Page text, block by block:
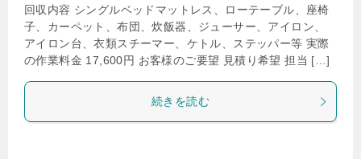
回収内容 シングルベッドマットレス、ローテーブル、座椅
子、カーペット、布団、炊飯器、ジューサー、アイロン、
アイロン台、衣類スチーマー、ケトル、ステッパー等 実際
の作業料金 17,600円 お客様のご要望 見積り希望 担当 […]
続きを読む